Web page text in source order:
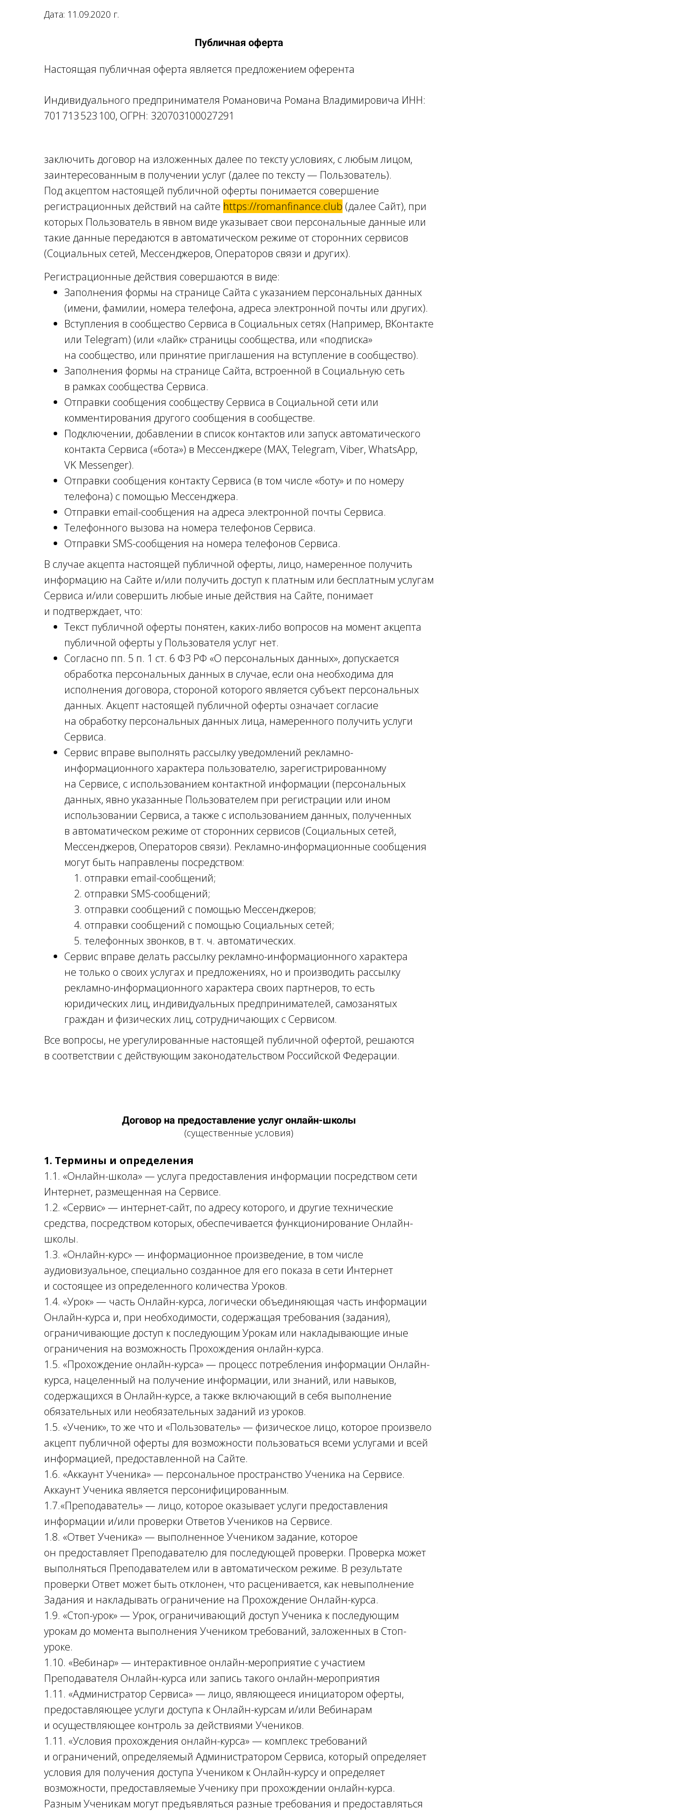
Дата: 11 .09.2020 г.
Публичная оферта
Настоящая публичная оферта является предложением оферента
Индивидуального предпринимателя Романовича Романа Владимировича ИНН:
701 713 523 100, ОГРН: 320703100027291
заключить договор на изложенных далее по тексту условиях, с любым лицом,
заинтересованным в получении услуг (далее по тексту — Пользователь).
Под акцептом настоящей публичной оферты понимается совершение
регистрационных действий на сайте https://romanfinance.club (далее Сайт), при
которых Пользователь в явном виде указывает свои персональные данные или
такие данные передаются в автоматическом режиме от сторонних сервисов
(Социальных сетей, Мессенджеров, Операторов связи и других).
Регистрационные действия совершаются в виде:
Заполнения формы на странице Сайта с указанием персональных данных
(имени, фамилии, номера телефона, адреса электронной почты или других).
Вступления в сообщество Сервиса в Социальных сетях (Например, ВКонтакте
или Telegram) (или «лайк» страницы сообщества, или «подписка»
на сообщество, или принятие приглашения на вступление в сообщество).
Заполнения формы на странице Сайта, встроенной в Социальную сеть
в рамках сообщества Сервиса.
Отправки сообщения сообществу Сервиса в Социальной сети или
комментирования другого сообщения в сообществе.
Подключении, добавлении в список контактов или запуск автоматического
контакта Сервиса («бота») в Мессенджере (MAX, Telegram, Viber, WhatsApp,
VK Messenger).
Отправки сообщения контакту Сервиса (в том числе «боту» и по номеру
телефона) с помощью Мессенджера.
Отправки email-сообщения на адреса электронной почты Сервиса.
Телефонного вызова на номера телефонов Сервиса.
Отправки SMS-сообщения на номера телефонов Сервиса.
В случае акцепта настоящей публичной оферты, лицо, намеренное получить
информацию на Сайте и/или получить доступ к платным или бесплатным услугам
Сервиса и/или совершить любые иные действия на Сайте, понимает
и подтверждает, что:
Текст публичной оферты понятен, каких-либо вопросов на момент акцепта
публичной оферты у Пользователя услуг нет.
Согласно пп. 5 п. 1 ст. 6 ФЗ РФ «О персональных данных», допускается
обработка персональных данных в случае, если она необходима для
исполнения договора, стороной которого является субъект персональных
данных. Акцепт настоящей публичной оферты означает согласие
на обработку персональных данных лица, намеренного получить услуги
Сервиса.
Сервис вправе выполнять рассылку уведомлений рекламно-
информационного характера пользователю, зарегистрированному
на Сервисе, с использованием контактной информации (персональных
данных, явно указанные Пользователем при регистрации или ином
использовании Сервиса, а также с использованием данных, полученных
в автоматическом режиме от сторонних сервисов (Социальных сетей,
Мессенджеров, Операторов связи). Рекламно-информационные сообщения
могут быть направлены посредством:
отправки email-сообщений;
отправки SMS-сообщений;
отправки сообщений с помощью Мессенджеров;
отправки сообщений с помощью Социальных сетей;
телефонных звонков, в т. ч. автоматических.
Сервис вправе делать рассылку рекламно-информационного характера
не только о своих услугах и предложениях, но и производить рассылку
рекламно-информационного характера своих партнеров, то есть
юридических лиц, индивидуальных предпринимателей, самозанятых
граждан и физических лиц, сотрудничающих с Сервисом.
Все вопросы, не урегулированные настоящей публичной офертой, решаются
в соответствии с действующим законодательством Российской Федерации.
Договор на предоставление услуг онлайн-школы
(существенные условия)
1. Термины и определения
1.1. «Онлайн-школа» — услуга предоставления информации посредством сети
Интернет, размещенная на Сервисе.
1.2. «Сервис» — интернет-сайт, по адресу которого, и другие технические
средства, посредством которых, обеспечивается функционирование Онлайн-
школы.
1.3. «Онлайн-курс» — информационное произведение, в том числе
аудиовизуальное, специально созданное для его показа в сети Интернет
и состоящее из определенного количества Уроков.
1.4. «Урок» — часть Онлайн-курса, логически объединяющая часть информации
Онлайн-курса и, при необходимости, содержащая требования (задания),
ограничивающие доступ к последующим Урокам или накладывающие иные
ограничения на возможность Прохождения онлайн-курса.
1.5. «Прохождение онлайн-курса» — процесс потребления информации Онлайн-
курса, нацеленный на получение информации, или знаний, или навыков,
содержащихся в Онлайн-курсе, а также включающий в себя выполнение
обязательных или необязательных заданий из уроков.
1.5. «Ученик», то же что и «Пользователь» — физическое лицо, которое произвело
акцепт публичной оферты для возможности пользоваться всеми услугами и всей
информацией, предоставленной на Сайте.
1.6. «Аккаунт Ученика» — персональное пространство Ученика на Сервисе.
Аккаунт Ученика является персонифицированным.
1.7.«Преподаватель» — лицо, которое оказывает услуги предоставления
информации и/или проверки Ответов Учеников на Сервисе.
1.8. «Ответ Ученика» — выполненное Учеником задание, которое
он предоставляет Преподавателю для последующей проверки. Проверка может
выполняться Преподавателем или в автоматическом режиме. В результате
проверки Ответ может быть отклонен, что расценивается, как невыполнение
Задания и накладывать ограничение на Прохождение Онлайн-курса.
1.9. «Стоп-урок» — Урок, ограничивающий доступ Ученика к последующим
урокам до момента выполнения Учеником требований, заложенных в Стоп-
уроке.
1.10. «Вебинар» — интерактивное онлайн-мероприятие с участием
Преподавателя Онлайн-курса или запись такого онлайн-мероприятия
1.11. «Администратор Сервиса» — лицо, являющееся инициатором оферты,
предоставляющее услуги доступа к Онлайн-курсам и/или Вебинарам
и осуществляющее контроль за действиями Учеников.
1.11. «Условия прохождения онлайн-курса» — комплекс требований
и ограничений, определяемый Администратором Сервиса, который определяет
условия для получения доступа Учеником к Онлайн-курсу и определяет
возможности, предоставляемые Ученику при прохождении онлайн-курса.
Разным Ученикам могут предъявляться разные требования и предоставляться